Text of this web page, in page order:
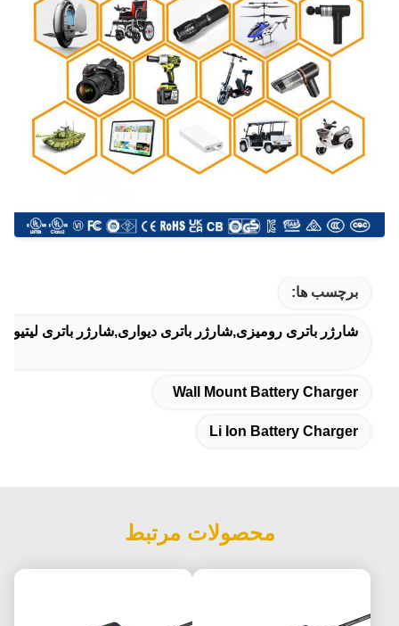
برچسب ها:
شارژر باتری رومیزی,شارژر باتری دیواری,شارژر باتری لیتیوم
Wall Mount Battery Charger
Li Ion Battery Charger
محصولات مرتبط